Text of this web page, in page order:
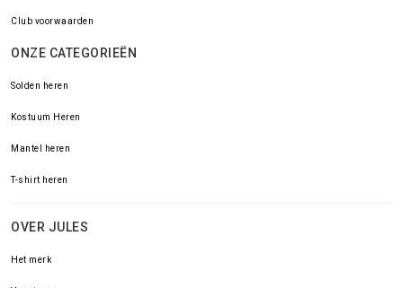
Club voorwaarden
ONZE CATEGORIEËN
Solden heren
Kostuum Heren
Mantel heren
T-shirt heren
OVER JULES
Het merk